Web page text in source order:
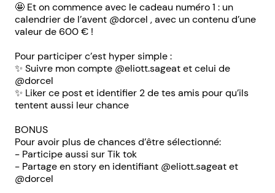
🤩 Et on commence avec le cadeau numéro 1 : un
calendrier de l’avent @dorcel , avec un contenu d’une
valeur de 600 € !
Pour participer c’est hyper simple :
✨ Suivre mon compte @eliott.sageat et celui de
@dorcel
✨ Liker ce post et identifier 2 de tes amis pour qu’ils
tentent aussi leur chance
BONUS
Pour avoir plus de chances d’être sélectionné:
- Participe aussi sur Tik tok
- Partage en story en identifiant @eliott.sageat et
@dorcel